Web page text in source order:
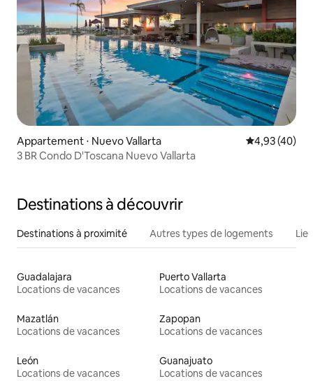
Appartement ⋅ Nuevo Vallarta Évaluation
4,93 (40)
3 BR Condo D'Toscana Nuevo Vallarta
Destinations à découvrir
Destinations à proximité Autres types de logements
Guadalajara
Locations de vacances
Puerto Vallarta
Locations de vacances
Mazatlán
Locations de vacances
Zapopan
Locations de vacances
León
Locations de vacances
Guanajuato
Locations de vacances